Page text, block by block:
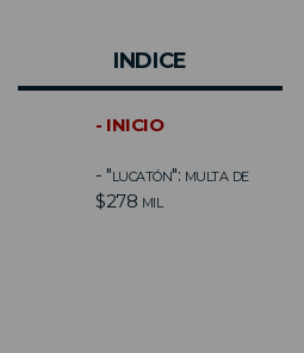
INDICE
- INICIO
- "lucatón": multa de
$278 mil